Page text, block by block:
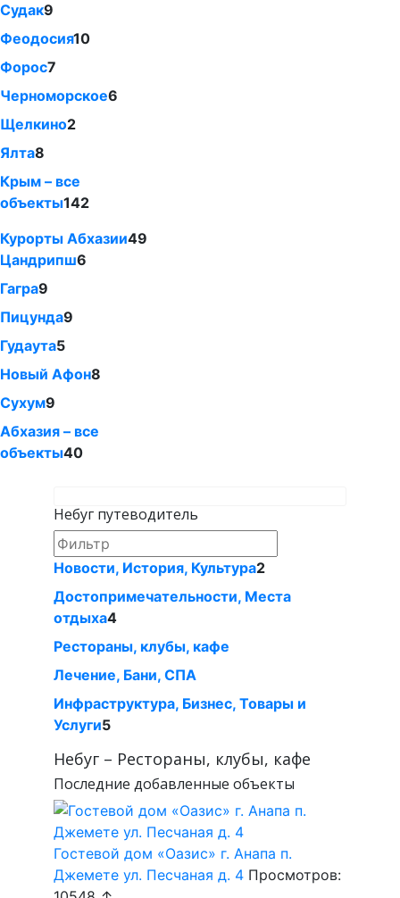
Судак9
Феодосия10
Форос7
Черноморское6
Щелкино2
Ялта8
Крым – все
объекты142
Курорты Абхазии49
Цандрипш6
Гагра9
Пицунда9
Гудаута5
Новый Афон8
Сухум9
Абхазия – все
объекты40
Небуг путеводитель
Новости, История, Культура2
Достопримечательности, Местa
отдыха4
Рестораны, клубы, кафе
Лечение, Бани, СПА
Инфраструктура, Бизнес, Товары и
Услуги5
Небуг – Рестораны, клубы, кафе
Последние добавленные объекты
Гостевой дом «Оазис» г. Анапа п.
Джемете ул. Песчаная д. 4 Просмотров: